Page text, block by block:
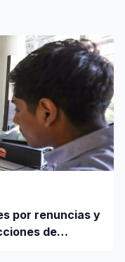
por renuncias y
de